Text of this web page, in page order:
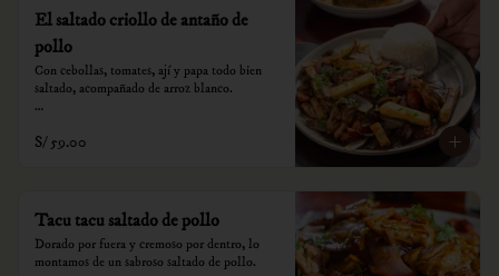
El saltado criollo de antaño de
pollo
Con cebollas, tomates, ají y papa todo bien
saltado, acompañado de arroz blanco.
incluyen impuestos de ley y recargo al
S/ 59.00
Tacu tacu saltado de pollo
Dorado por fuera y cremoso por dentro, lo
montamos de un sabroso saltado de pollo.